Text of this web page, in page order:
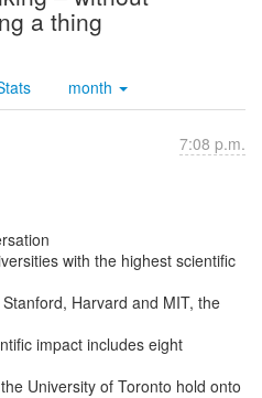
a thing
month
7:08 p.m.
with the highest scientific
Harvard and MIT, the
impact includes eight
University of Toronto hold onto